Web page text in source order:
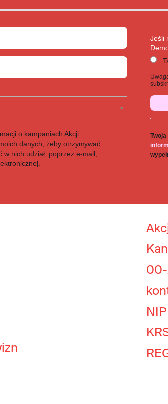
o kampaniach Akcji
danych, żeby otrzymywać
nich udział, poprzez e-mail,
Jeśli
00-